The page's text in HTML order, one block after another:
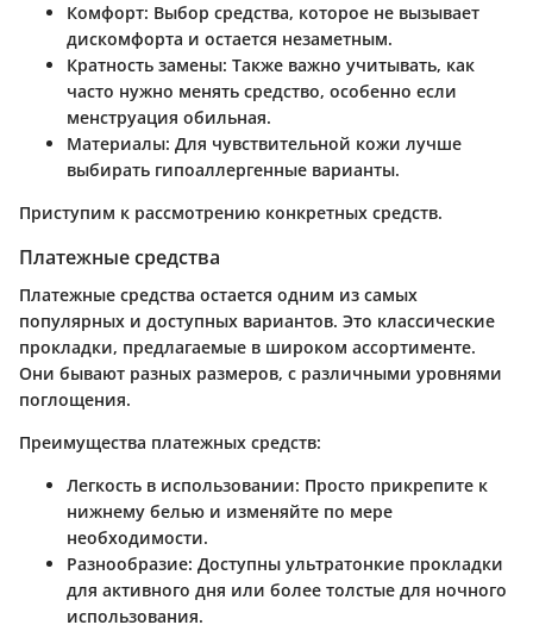
Комфорт: Выбор средства, которое не вызывает
дискомфорта и остается незаметным.
Кратность замены: Также важно учитывать, как
часто нужно менять средство, особенно если
менструация обильная.
Материалы: Для чувствительной кожи лучше
выбирать гипоаллергенные варианты.
Приступим к рассмотрению конкретных средств.
Платежные средства
Платежные средства остается одним из самых
популярных и доступных вариантов. Это классические
прокладки, предлагаемые в широком ассортименте.
Они бывают разных размеров, с различными уровнями
поглощения.
Преимущества платежных средств:
Легкость в использовании: Просто прикрепите к
нижнему белью и изменяйте по мере
необходимости.
Разнообразие: Доступны ультратонкие прокладки
для активного дня или более толстые для ночного
использования.